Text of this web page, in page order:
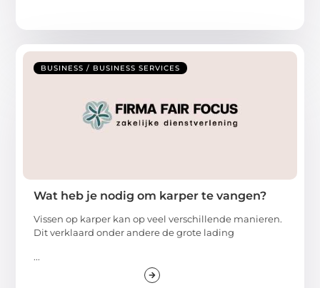
BUSINESS / BUSINESS SERVICES
Wat heb je nodig om karper te vangen?
Vissen op karper kan op veel verschillende manieren.
Dit verklaard onder andere de grote lading
...